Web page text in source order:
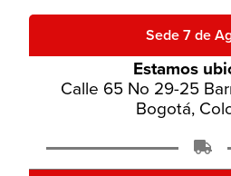
Sede 7 de
Estamos
Calle 65 No 29-25
Bogotá,